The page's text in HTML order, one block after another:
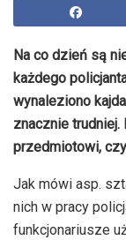
Na co dzień są
każdego
wynaleziono
znacznie trudniej.
przedmiotowi,
Jak mówi asp.
nich w pracy
funkcjonariusze